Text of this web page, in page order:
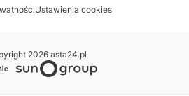
Ustawienia cookies
2026 asta24.pl